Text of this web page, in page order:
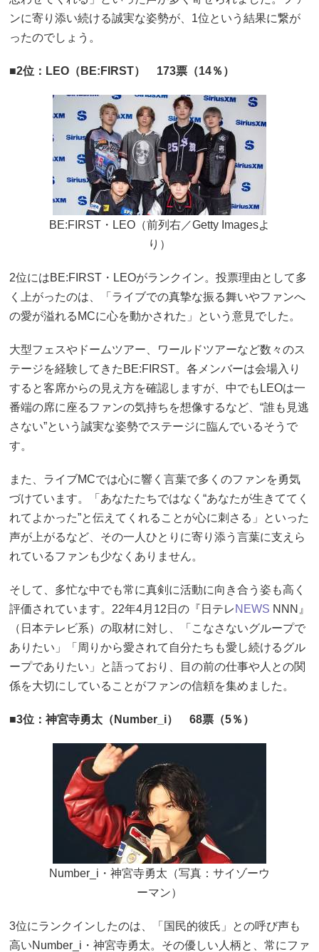
ンに寄り添い続ける誠実な姿勢が、1位という結果に繋が
ったのでしょう。
■2位：LEO（BE:FIRST） 173票（14％）
BE:FIRST・LEO（前列右／Getty Imagesよ
り）
2位にはBE:FIRST・LEOがランクイン。投票理由として多
く上がったのは、「ライブでの真摯な振る舞いやファンへ
の愛が溢れるMCに心を動かされた」という意見でした。
大型フェスやドームツアー、ワールドツアーなど数々のス
テージを経験してきたBE:FIRST。各メンバーは会場入り
すると客席からの見え方を確認しますが、中でもLEOは一
番端の席に座るファンの気持ちを想像するなど、“誰も見逃
さない”という誠実な姿勢でステージに臨んでいるそうで
す。
また、ライブMCでは心に響く言葉で多くのファンを勇気
づけています。「あなたたちではなく“あなたが生きててく
れてよかった”と伝えてくれることが心に刺さる」といった
声が上がるなど、その一人ひとりに寄り添う言葉に支えら
れているファンも少なくありません。
そして、多忙な中でも常に真剣に活動に向き合う姿も高く
評価されています。22年4月12日の『日テレ NEWS NNN』
（日本テレビ系）の取材に対し、「こなさないグループで
ありたい」「周りから愛されて自分たちも愛し続けるグル
ープでありたい」と語っており、目の前の仕事や人との関
係を大切にしていることがファンの信頼を集めました。
■3位：神宮寺勇太（Number_i） 68票（5％）
Number_i・神宮寺勇太（写真：サイゾーウ
ーマン）
3位にランクインしたのは、「国民的彼氏」との呼び声も
高いNumber_i・神宮寺勇太。その優しい人柄と、常にファ